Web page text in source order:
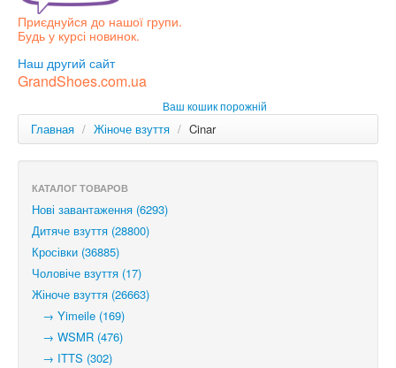
Вхід для покупця
РОС
Приєднуйся до нашої групи.
Будь у курсі новинок.
Наш другий сайт
GrandShoes.com.ua
Ваш кошик порожній
Главная / Жіноче взуття / Cinar
КАТАЛОГ ТОВАРОВ
Нові завантаження (6293)
Дитяче взуття (28800)
Кросівки (36885)
Чоловіче взуття (17)
Жіноче взуття (26663)
→ Yimeile (169)
→ WSMR (476)
→ ITTS (302)